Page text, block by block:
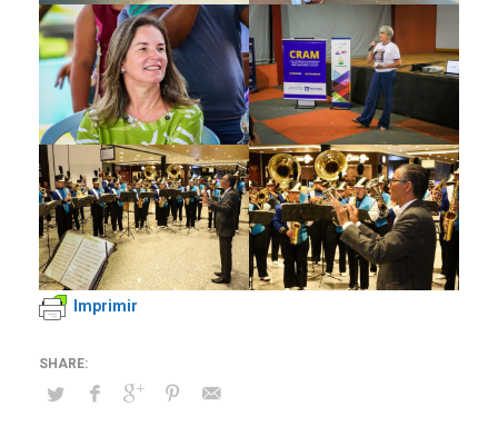
Imprimir